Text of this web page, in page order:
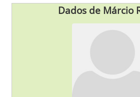
Dados de Márcio